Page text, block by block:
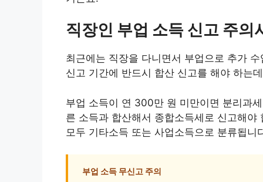
직장인 부업 소득 신고 주의
최근에는 직장을 다니면서 부업으로 추가
신고 기간에 반드시 합산 신고를 해야 하는
부업 소득이 연 300만 원 미만이면 분리과
른 소득과 합산해서 종합소득세로 신고해야
모두 기타소득 또는 사업소득으로 분류됩니
부업 소득 무신고 주의